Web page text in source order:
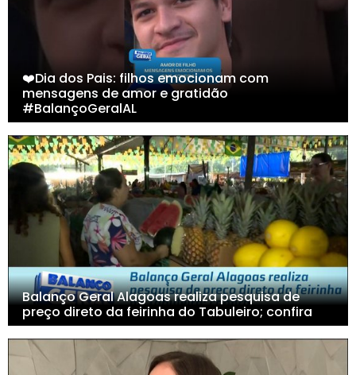
❤️Dia dos Pais: filhos emocionam com
mensagens de amor e gratidão
#BalançoGeralAL
Balanço Geral Alagoas realiza pesquisa de
preço direto da feirinha do Tabuleiro; confira